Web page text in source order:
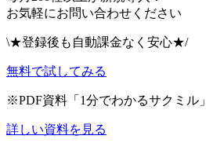
お気軽にお問い合わせください
\★登録後も自動課金なく安心★/
無料で試してみる
※PDF資料「1分でわかるサクミル」
詳しい資料を見る